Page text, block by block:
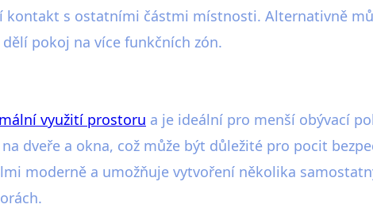
s ostatními částmi místnosti. Alternativně
pokoj na více funkčních zón.
využití prostoru a je ideální pro menší obývací
dveře a okna, což může být důležité pro pocit
moderně a umožňuje vytvoření několika